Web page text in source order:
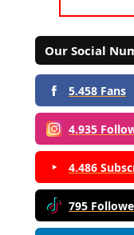
Our Social
5.458 Fans
4.935
4.486
795